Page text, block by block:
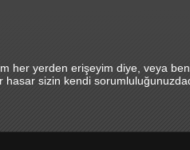
her yerden erişeyim diye, veya
sizin kendi